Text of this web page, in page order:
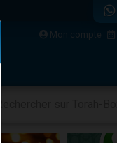
Mon compte